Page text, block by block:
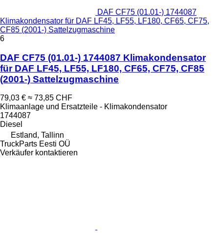
DAF CF75 (01.01-) 1744087
Klimakondensator für DAF LF45, LF55, LF180, CF65, CF75,
CF85 (2001-) Sattelzugmaschine
6
DAF CF75 (01.01-) 1744087 Klimakondensator
für DAF LF45, LF55, LF180, CF65, CF75, CF85
(2001-) Sattelzugmaschine
79,03 € ≈ 73,85 CHF
Klimaanlage und Ersatzteile - Klimakondensator
1744087
Diesel
Estland, Tallinn
TruckParts Eesti OÜ
Verkäufer kontaktieren